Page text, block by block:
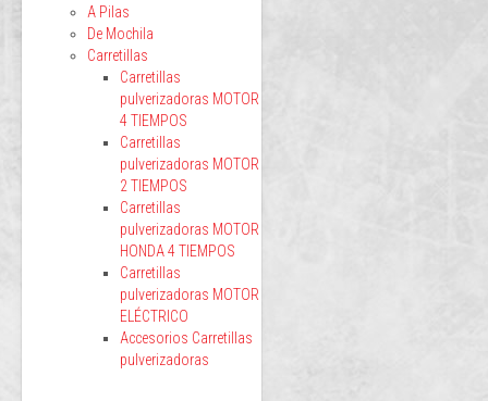
A Pilas
De Mochila
Carretillas
Carretillas
pulverizadoras MOTOR
4 TIEMPOS
Carretillas
pulverizadoras MOTOR
2 TIEMPOS
Carretillas
pulverizadoras MOTOR
HONDA 4 TIEMPOS
Carretillas
pulverizadoras MOTOR
ELÉCTRICO
Accesorios Carretillas
pulverizadoras